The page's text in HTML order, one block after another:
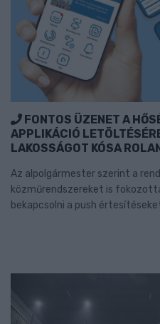
FONTOS ÜZENET A
APPLIKÁCIÓ
LAKOSSÁGOT KÓSA
Az alpolgármester szerint a
közműrendszereket is
bekapcsolni a push